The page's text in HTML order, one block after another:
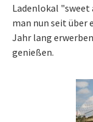
Ladenlokal "sweet
man nun seit über
Jahr lang
genießen.